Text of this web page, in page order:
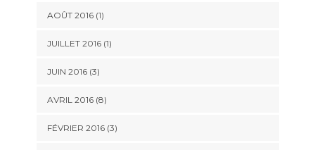
AOÛT 2016 (1)
JUILLET 2016 (1)
JUIN 2016 (3)
AVRIL 2016 (8)
FÉVRIER 2016 (3)